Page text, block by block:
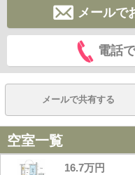
メールで
電話
メールで共有する
空室一覧
16.7万円